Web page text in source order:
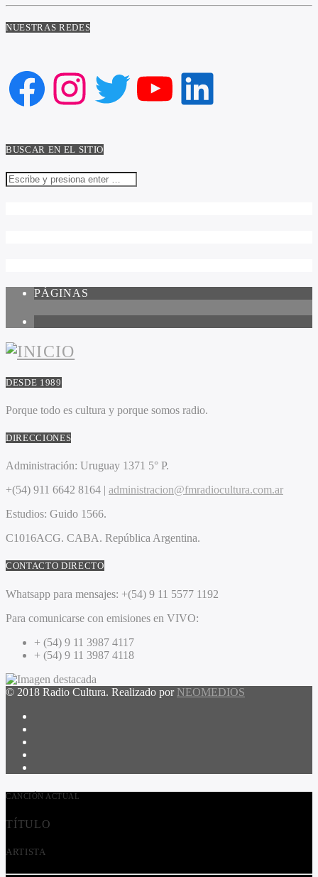
NUESTRAS REDES
Facebook
Instagram
Twitter
YouTube
LinkedIn
BUSCAR EN EL SITIO
PÁGINAS
DESDE 1989
Porque todo es cultura y porque somos radio.
DIRECCIONES
Administración: Uruguay 1371 5° P.
+(54) 911 6642 8164 | administracion@fmradiocultura.com.ar
Estudios: Guido 1566.
C1016ACG. CABA. República Argentina.
CONTACTO DIRECTO
Whatsapp para mensajes: +(54) 9 11 5577 1192
Para comunicarse con emisiones en VIVO:
+ (54) 9 11 3987 4117
+ (54) 9 11 3987 4118
© 2018 Radio Cultura. Realizado por NEOMEDIOS
CANCIÓN ACTUAL
TÍTULO
ARTISTA